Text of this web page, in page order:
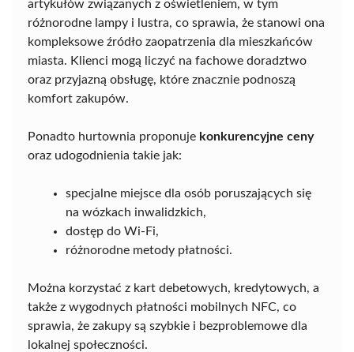
artykułów związanych z oświetleniem, w tym
różnorodne lampy i lustra, co sprawia, że stanowi ona
kompleksowe źródło zaopatrzenia dla mieszkańców
miasta. Klienci mogą liczyć na fachowe doradztwo
oraz przyjazną obsługę, które znacznie podnoszą
komfort zakupów.
Ponadto hurtownia proponuje konkurencyjne ceny
oraz udogodnienia takie jak:
specjalne miejsce dla osób poruszających się
na wózkach inwalidzkich,
dostęp do Wi-Fi,
różnorodne metody płatności.
Można korzystać z kart debetowych, kredytowych, a
także z wygodnych płatności mobilnych NFC, co
sprawia, że zakupy są szybkie i bezproblemowe dla
lokalnej społeczności.